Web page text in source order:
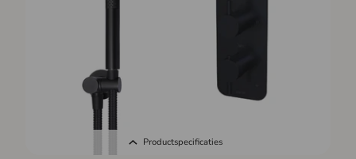
Productspecificaties